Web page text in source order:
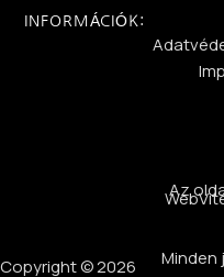
INFORMÁCIÓK:
Az
Copyright © 2026